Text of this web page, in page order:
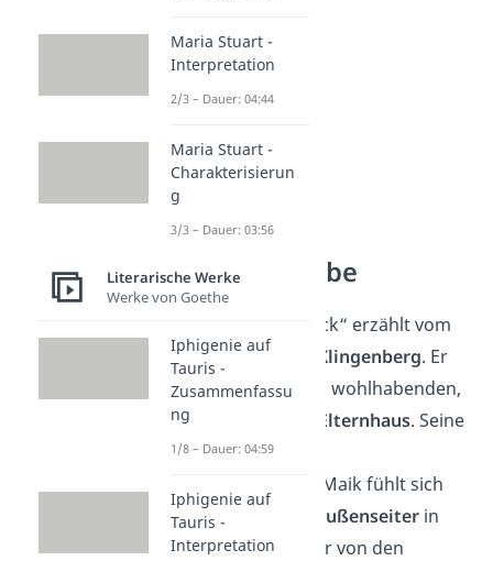
Tschick —
Inhaltsangabe
Der Roman „Tschick“ erzählt vom
14-jährigen
Maik Klingenberg. Er
stammt aus einem wohlhabenden,
aber
zerrütteten Elternhaus. Seine
Mutter ist nämlich
alkoholabhängig. Maik fühlt sich
schon immer als
Außenseiter in
seiner Klasse, da er von den
Maria Stuart -
Interpretation
2/3 – Dauer: 04:44
Maria Stuart -
Charakterisierun
g
3/3 – Dauer: 03:56
Literarische Werke
Werke von Goethe
Iphigenie auf
Tauris -
Zusammenfassu
ng
1/8 – Dauer: 04:59
Iphigenie auf
Tauris -
Interpretation